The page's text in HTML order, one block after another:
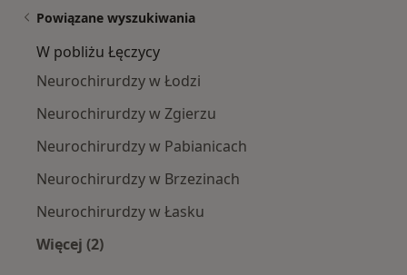
Powiązane wyszukiwania
W pobliżu Łęczycy
Neurochirurdzy w Łodzi
Neurochirurdzy w Zgierzu
Neurochirurdzy w Pabianicach
Neurochirurdzy w Brzezinach
Neurochirurdzy w Łasku
Więcej (2)